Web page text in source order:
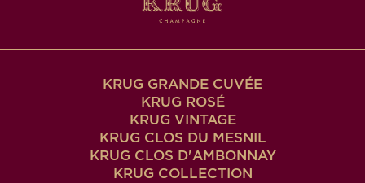
KRUG GRANDE CUVÉE
KRUG ROSÉ
KRUG VINTAGE
KRUG CLOS DU MESNIL
KRUG CLOS D'AMBONNAY
KRUG COLLECTION